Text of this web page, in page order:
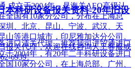
,成立于2004年，是海关AEO高级认
全国有10家分公司，分布在上海总
圳、北京、昆山、宁波、武汉、天
山等港口城市，印尼雅加达分公司。
报关代理，欢迎在线咨询人工客服或
6939。
本科研设备报关资料-20年旧设
进口清关代理，推荐我司进贸通进口
于2004年，有20年二手科研设备进口
国10家分公司，在上海总部、广州、